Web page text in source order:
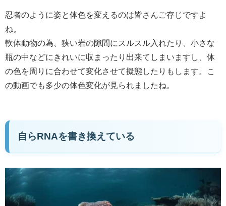
忍者のように姿と体色を変えるのは皆さんご存じですよ
ね。
軟体動物の為、狭い岩の隙間にスルスル入れたり、小さな
瓶の中などにきれいに収まったり出来てしまいますし、体
の色を周りに合わせて変化させて擬態したりもします。こ
の動画でも多少の体色変化が見られましたね。
自らRNAを書き換えている